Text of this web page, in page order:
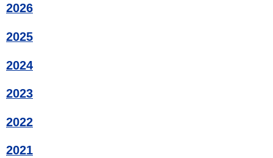
2026
2025
2024
2023
2022
2021